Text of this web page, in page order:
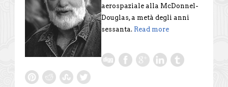
aerospaziale alla McDonnel-
Douglas, a metà degli anni
sessanta. Read more